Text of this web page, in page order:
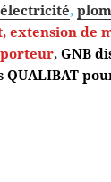
électricité,
extension de
porteur,GNB